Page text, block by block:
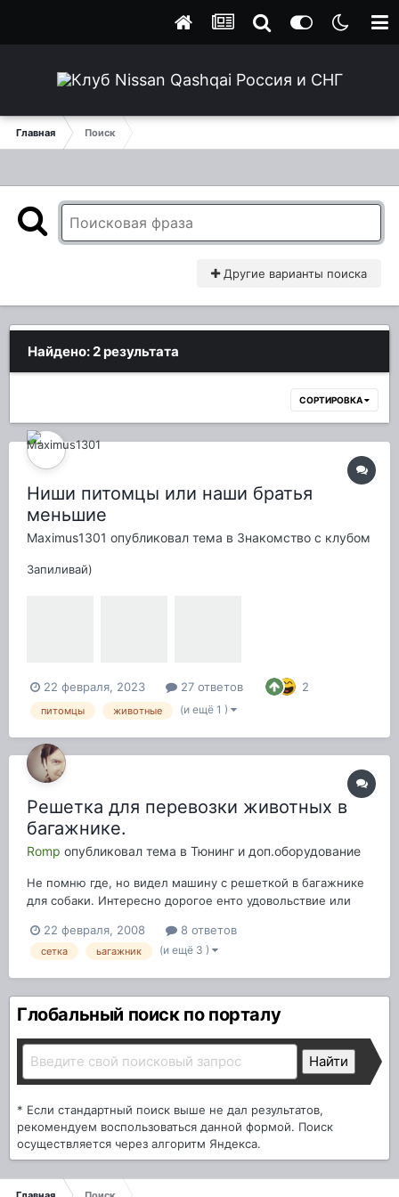
Главная Поиск
Другие варианты поиска
Найдено: 2 результата
СОРТИРОВКА
Ниши питомцы или наши братья
меньшие
Maximus1301 опубликовал тема в Знакомство с клубом
Запиливай)
22 февраля, 2023 27 ответов 2
питомцы животные (и ещё 1 )
Решетка для перевозки животных в
багажнике.
Romp опубликовал тема в Тюнинг и доп.оборудование
Не помню где, но видел машину с решеткой в багажнике
для собаки. Интересно дорогое енто удовольствие или
официалов?
22 февраля, 2008 8 ответов
сетка ьагажник (и ещё 3 )
Глобальный поиск по порталу
* Если стандартный поиск выше не дал результатов,
рекомендуем воспользоваться данной формой. Поиск
осуществляется через алгоритм Яндекса.